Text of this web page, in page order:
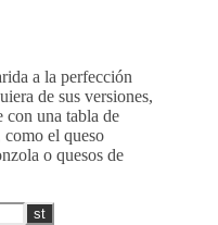
a la perfección
de sus versiones,
con una tabla de
como el queso
o quesos de